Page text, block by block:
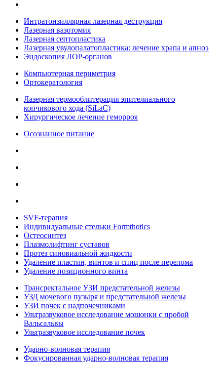
Интратонзиллярная лазерная деструкция
Лазерная вазотомия
Лазерная септопластика
Лазерная увулопалатопластика: лечение храпа и апноэ
Эндоскопия ЛОР-органов
Компьютерная периметрия
Ортокератология
Лазерная термооблитерация эпителиального
копчикового хода (SiLaC)
Хирургическое лечение геморроя
Осознанное питание
SVF-терапия
Индивидуальные стельки Formthotics
Остеосинтез
Плазмолифтинг суставов
Протез синовиальной жидкости
Удаление пластин, винтов и спиц после перелома
Удаление позиционного винта
Трансректальное УЗИ предстательной железы
УЗД мочевого пузыря и предстательной железы
УЗИ почек с надпочечниками
Ультразвуковое исследование мошонки с пробой
Вальсальвы
Ультразвуковое исследование почек
Ударно-волновая терапия
Фокусированная ударно-волновая терапия